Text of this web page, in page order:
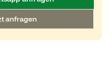
anfragen